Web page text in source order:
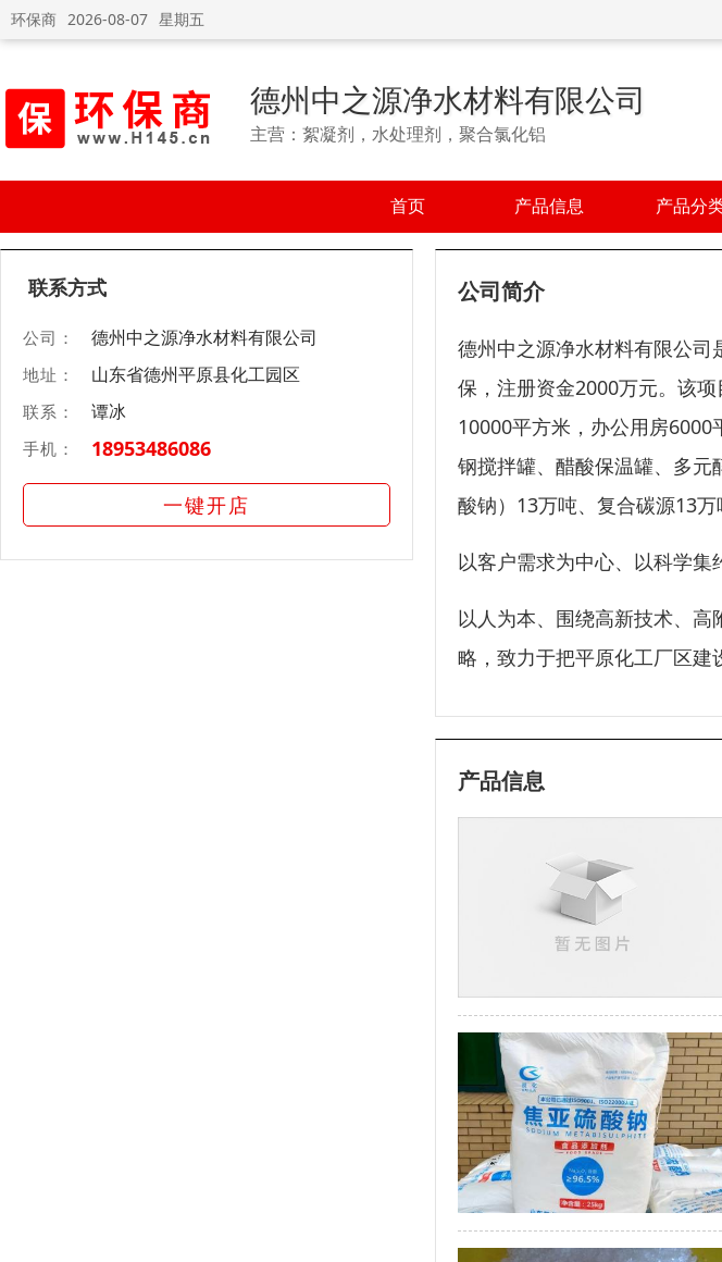
环保商 2026-08-07 星期五
德州中之源净水材料有限公司
主营：絮凝剂，水处理剂，聚合氯化铝
首页 产品信息 产品分
联系方式
公司： 德州中之源净水材料有限公司
地址： 山东省德州平原县化工园区
联系： 谭冰
手机： 18953486086
一键开店
公司简介
德州中之源净水材料有限公
保，注册资金2000万元。该
10000平方米，办公用房
钢搅拌罐、醋酸保温罐、多
酸钠）13万吨、复合碳源13万
以客户需求为中心、以科学集
以人为本、围绕高新技术、
略，致力于把平原化工厂区建
产品信息